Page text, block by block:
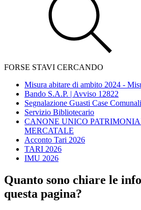
FORSE STAVI CERCANDO
Misura abitare di ambito 2024 -
Bando S.A.P. | Avviso 12822
Segnalazione Guasti Case Comunali
Servizio Bibliotecario
CANONE UNICO
MERCATALE
Acconto Tari 2026
TARI 2026
IMU 2026
Quanto sono chiare le
questa pagina?